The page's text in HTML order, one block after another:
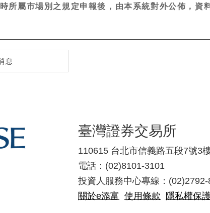
所屬市場別之規定申報後，由本系統對外公佈，資
息
臺灣證券交易所
110615 台北市信義路五段7號3
電話：(02)8101-3101
投資人服務中心專線：(02)2792-
關於e添富 使用條款 隱私權保